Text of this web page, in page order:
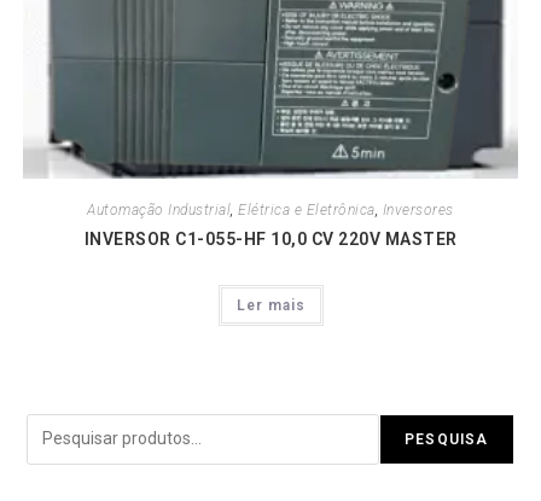
Automação Industrial,Elétrica e Eletrônica, Inversores
INVERSOR C1-055-HF 10,0 CV 220V MASTER
Ler mais
PESQUISA